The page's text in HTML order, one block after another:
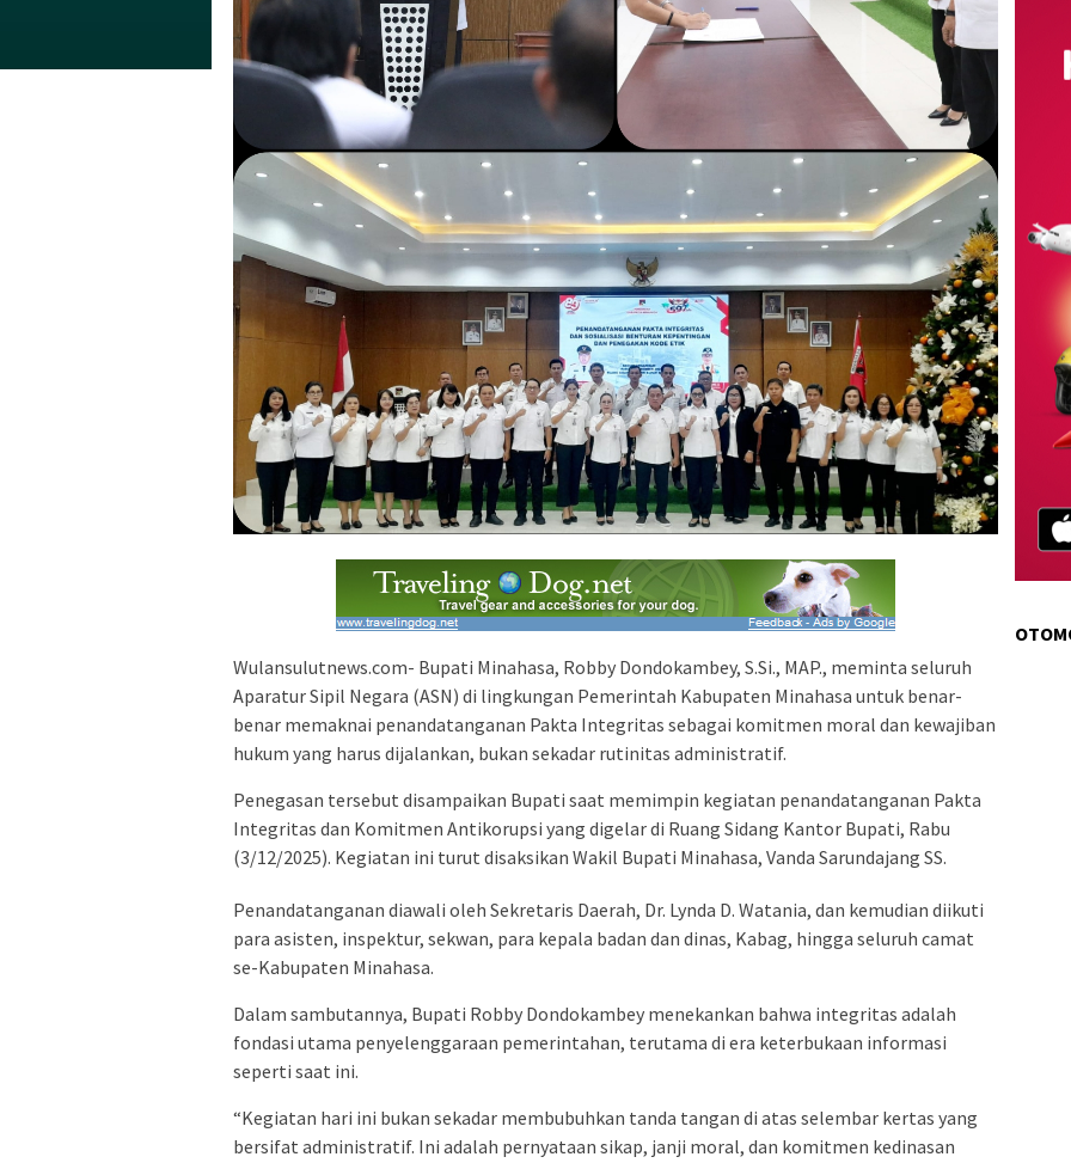
Wulansulutnews.com- Bupati Minahasa, Robby Dondokambey, S.Si., MAP., meminta seluruh
Aparatur Sipil Negara (ASN) di lingkungan Pemerintah Kabupaten Minahasa untuk benar-
benar memaknai penandatanganan Pakta Integritas sebagai komitmen moral dan kewajiban
hukum yang harus dijalankan, bukan sekadar rutinitas administratif.
Penegasan tersebut disampaikan Bupati saat memimpin kegiatan penandatanganan Pakta
Integritas dan Komitmen Antikorupsi yang digelar di Ruang Sidang Kantor Bupati, Rabu
(3/12/2025). Kegiatan ini turut disaksikan Wakil Bupati Minahasa, Vanda Sarundajang SS.
Penandatanganan diawali oleh Sekretaris Daerah, Dr. Lynda D. Watania, dan kemudian diikuti
para asisten, inspektur, sekwan, para kepala badan dan dinas, Kabag, hingga seluruh camat
se-Kabupaten Minahasa.
Dalam sambutannya, Bupati Robby Dondokambey menekankan bahwa integritas adalah
fondasi utama penyelenggaraan pemerintahan, terutama di era keterbukaan informasi
seperti saat ini.
“Kegiatan hari ini bukan sekadar membubuhkan tanda tangan di atas selembar kertas yang
bersifat administratif. Ini adalah pernyataan sikap, janji moral, dan komitmen kedinasan